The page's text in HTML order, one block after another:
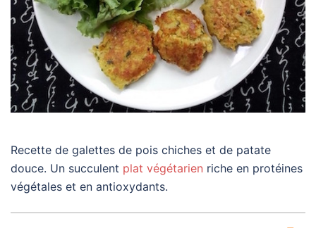
Recette de galettes de pois chiches et de patate
douce. Un succulent plat végétarien riche en protéines
végétales et en antioxydants.